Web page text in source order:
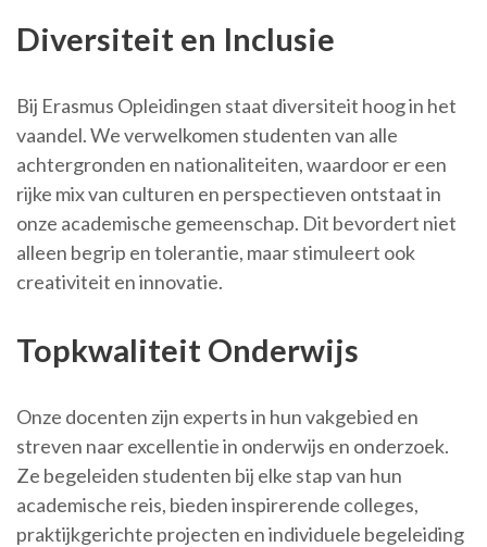
Diversiteit en Inclusie
Bij Erasmus Opleidingen staat diversiteit hoog in het
vaandel. We verwelkomen studenten van alle
achtergronden en nationaliteiten, waardoor er een
rijke mix van culturen en perspectieven ontstaat in
onze academische gemeenschap. Dit bevordert niet
alleen begrip en tolerantie, maar stimuleert ook
creativiteit en innovatie.
Topkwaliteit Onderwijs
Onze docenten zijn experts in hun vakgebied en
streven naar excellentie in onderwijs en onderzoek.
Ze begeleiden studenten bij elke stap van hun
academische reis, bieden inspirerende colleges,
praktijkgerichte projecten en individuele begeleiding